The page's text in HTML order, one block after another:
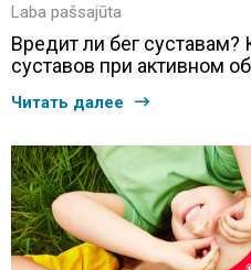
Laba pašsajūta
Вредит ли бег суставам?
суставов при активном
Читать далее